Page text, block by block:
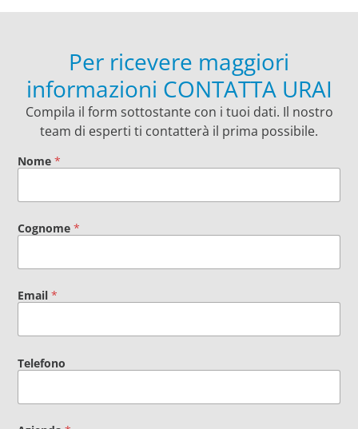
Per ricevere maggiori
informazioni CONTATTA URAI
Compila il form sottostante con i tuoi dati. Il nostro
team di esperti ti contatterà il prima possibile.
Nome*
Cognome*
Email*
Telefono